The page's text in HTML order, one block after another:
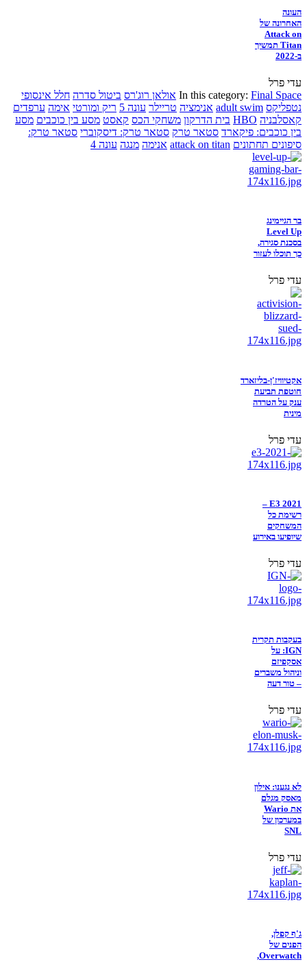
העונה
האחרונה של
Attack on
Titan תמשיך
ב-2022
עדי פרל
In this category: Final Space אולאן רוג'רס ביטול סדרה חלל אינסופי
נטפליקס adult swim אנימציה טריילר עונה 5 ריק ומורטי אימה ערפדים
קאסלבניה HBO בית הדרקון משחקי הכס קאסט מסע בין כוכבים מסע
בין כוכבים: פיקארד סטאר טרק סטאר טרק: דיסקוברי סטאר טרק:
סיפונים תחתונים attack on titan אנימה מנגה עונה 4
בר הגיימינג
Level Up
בסכנת סגירה,
כך תוכלו לעזור
עדי פרל
אקטיוויז'ן-בליזארד
חוטפת תביעת
ענק על הטרדה
מינית
עדי פרל
E3 2021 –
רשימת כל
המשחקים
שיופיעו באירוע
עדי פרל
בעקבות תקרית
IGN: על
אסקפיזם
וניהול משברים
– טור דעה
עדי פרל
לא נגענו: אילון
מאסק מגלם
את Wario
במערכון של
SNL
עדי פרל
ג'ף קפלן,
הפנים של
Overwatch,